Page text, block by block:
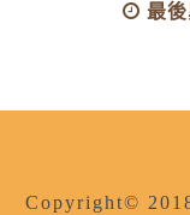
最後
Copyright©